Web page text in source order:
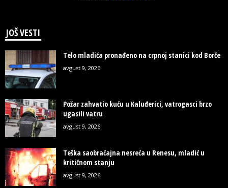
JOŠ VESTI
Telo mladića pronađeno na crpnoj stanici kod Borče
avgust 9, 2026
Požar zahvatio kuću u Kaluđerici, vatrogasci brzo
ugasili vatru
avgust 9, 2026
Teška saobraćajna nesreća u Renesu, mladić u
kritičnom stanju
avgust 9, 2026